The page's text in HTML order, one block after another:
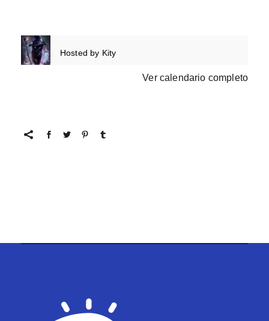
Hosted by Kity
Ver calendario completo